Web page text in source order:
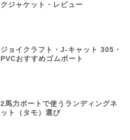
クジャケット・レビュー
ジョイクラフト・J-キャット 305・
PVCおすすめゴムボート
2馬力ボートで使うランディングネ
ット（タモ）選び